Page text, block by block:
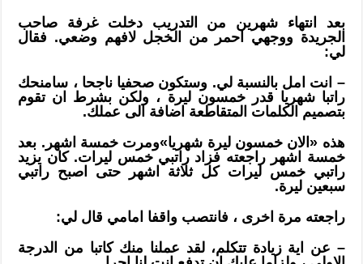
بعد انتهاء شهرين من التدريب دخلت غرفة صاحب
الجريدة ووجهي احمر من الخجل لافهم وضعي. فقال
لي:
– انت امل بالنسبة لي. وستكون صحفيا ناجحا ، سامنحك
راتبا شهريا قدر خمسون ليرة ، ولكن بشرط ان تقوم
بتصميم الكلمات المتقاطعة اضافة الى عملك.
هذه «الان خمسون ليرة شهريا»ومرت خمسة اشهر. بعد
خمسة اشهر راجعته فزاد راتبي خمس ليرات. كان يزيد
راتبي خمس ليرات كل ثلاثة اشهر حتى اصبح راتبي
سبعين ليرة.
راجعته مرة اخرى ، فانتصب واقفا امامي قال لي:
– عن اية زيادة تتكلم، لقد عملنا منك كاتبا من الدرجة